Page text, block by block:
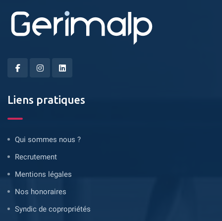
Liens pratiques
Qui sommes nous ?
Recrutement
Mentions légales
Nos honoraires
Syndic de copropriétés